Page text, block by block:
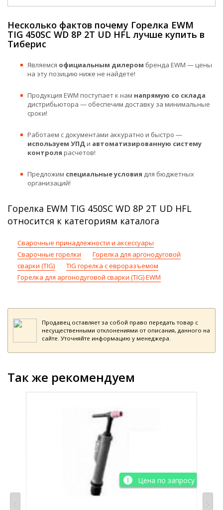
Несколько фактов почему Горелка EWM
TIG 450SC WD 8P 2T UD HFL лучше купить в
Тиберис
Являемся официальным дилером бренда EWM — цены
на эту позицию ниже не найдете!
Продукция EWM поступает к нам напрямую со склада
дистрибьютора — обеспечим доставку за минимальные
сроки!
Работаем с документами аккуратно и быстро —
используем УПДи автоматизированную систему
контроля расчетов!
Предложим специальные условия для бюджетных
организаций!
Горелка EWM TIG 450SC WD 8P 2T UD HFL
относится к категориям каталога
Сварочные принадлежности и аксессуары
Сварочные горелки
Горелка для аргонодуговой
сварки (TIG)
TIG горелка с евроразъемом
Горелка для аргонодуговой сварки (TIG) EWM
Продавец оставляет за собой право передать товар с
несущественными отклонениями от описания, данного на
сайте. Уточняйте информацию у менеджера.
Так же рекомендуем
Цена по запросу